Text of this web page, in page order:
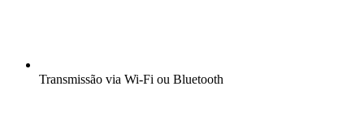
Transmissão via Wi-Fi ou Bluetooth